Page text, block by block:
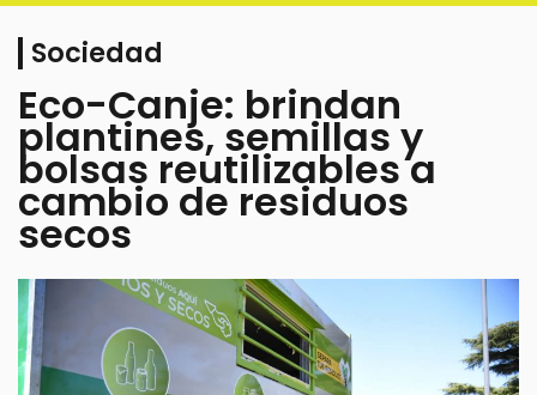
Sociedad
Eco-Canje: brindan
plantines, semillas y
bolsas reutilizables a
cambio de residuos
secos